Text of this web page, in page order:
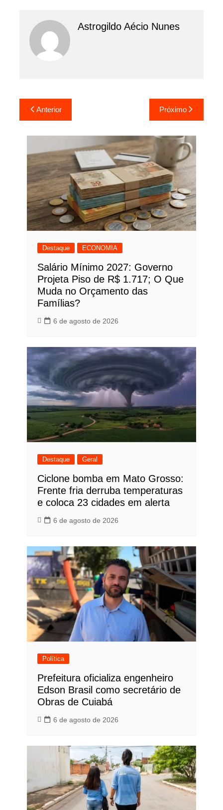
Astrogildo Aécio Nunes
Navegação
de
Post
Anterior Próximo
Destaque ECONOMIA
Salário Mínimo 2027: Governo
Projeta Piso de R$ 1.717; O Que
Muda no Orçamento das
Famílias?
6 de agosto de 2026
Destaque Geral
Ciclone bomba em Mato Grosso:
Frente fria derruba temperaturas
e coloca 23 cidades em alerta
6 de agosto de 2026
Política
Prefeitura oficializa engenheiro
Edson Brasil como secretário de
Obras de Cuiabá
6 de agosto de 2026